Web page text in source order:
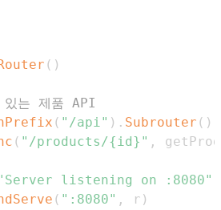
( )
는 제품 API
( "/api" ) . Subrouter ( )
( "/products/{id}" ,
listening on :8080"
( ":8080" , r )